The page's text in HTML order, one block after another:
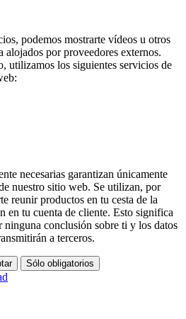
podemos mostrarte vídeos u otros
alojados por proveedores externos.
utilizamos los siguientes servicios de
necesarias garantizan únicamente
nuestro sitio web. Se utilizan, por
reunir productos en tu cesta de la
en tu cuenta de cliente. Esto significa
ninguna conclusión sobre ti y los datos
a terceros.
Sólo obligatorios